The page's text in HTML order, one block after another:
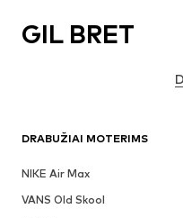
DRABUŽIAI MOTERIMS
NIKE Air Max
VANS Old Skool
GIL BRET